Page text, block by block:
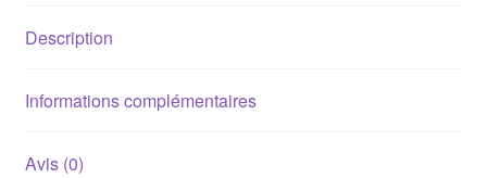
Description
Informations complémentaires
Avis (0)